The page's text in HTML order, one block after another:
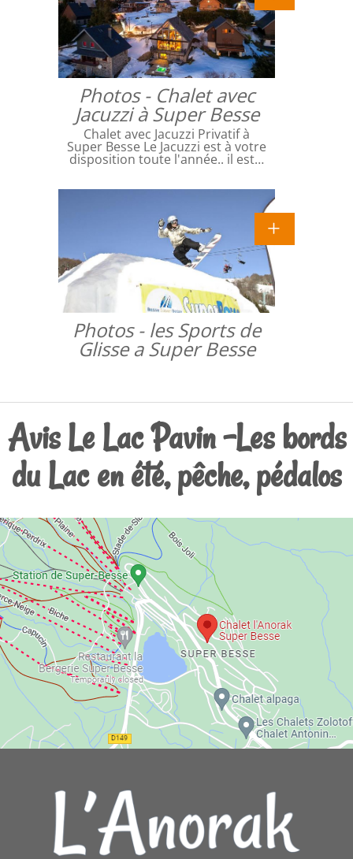
Photos - Chalet avec
Jacuzzi à Super Besse
Chalet avec Jacuzzi Privatif à
Super Besse Le Jacuzzi est à votre
disposition toute l'année.. il est…
Photos - les Sports de
Glisse a Super Besse
Avis Le Lac Pavin -Les bords
du Lac en été, pêche, pédalos